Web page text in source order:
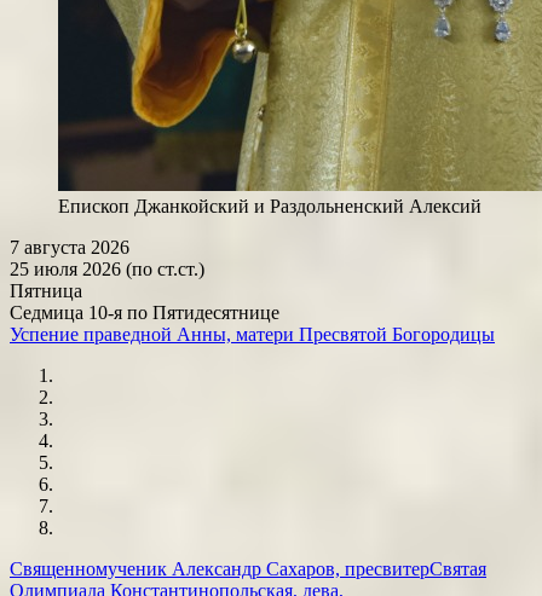
Епископ Джанкойский и Раздольненский Алексий
7 августа 2026
25 июля 2026 (по ст.ст.)
Пятница
Седмица 10-я по Пятидесятнице
Успение праведной Анны, матери Пресвятой Богородицы
Священномученик Александр Сахаров, пресвитерСвятая
Олимпиада Константинопольская, дева,